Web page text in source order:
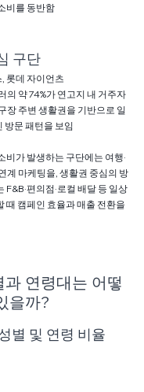
비를 동반함
구단
롯데 자이언츠
의 약 74%가 연고지 내 거주자
장 주변 생활권을 기반으로 일
방문 패턴을 보임
비가 발생하는 구단에는 여행·
계 마케팅을, 생활권 중심의 방
F&B·편의점·로컬 배달 등 일상
때 캠페인 효율과 매출 전환을
연령대는 어떻
을까?
별 및 연령 비율